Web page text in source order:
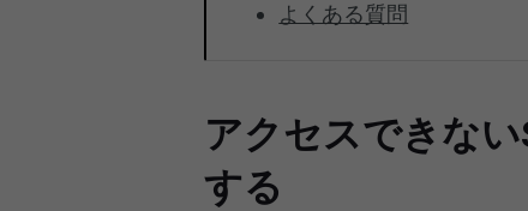
よくある質問
アクセスできな
する